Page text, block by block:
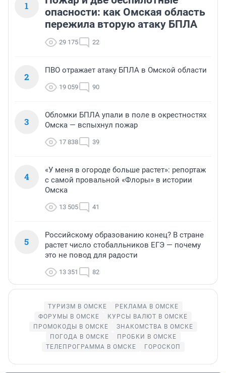
1
опасности: как Омская область
пережила вторую атаку БПЛА
29 175 22
2
ПВО отражает атаку БПЛА в Омской области
19 059 90
3
Обломки БПЛА упали в поле в окрестностях
Омска — вспыхнул пожар
17 838 39
4
«У меня в огороде больше растет»: репортаж
с самой провальной «Флоры» в истории
Омска
13 505 41
5
Российскому образованию конец? В стране
растет число стобалльников ЕГЭ — почему
это не повод для радости
13 351 82
ТУРИЗМ В ОМСКЕ
РЕКЛАМА В ОМСКЕ
ФОРУМЫ В ОМСКЕ
КУРСЫ ВАЛЮТ В ОМСКЕ
ПРОМОКОДЫ В ОМСКЕ
ЗНАКОМСТВА В ОМСКЕ
ПОГОДА В ОМСКЕ
ПРОБКИ В ОМСКЕ
ТЕЛЕПРОГРАММА В ОМСКЕ
ГОРОСКОП